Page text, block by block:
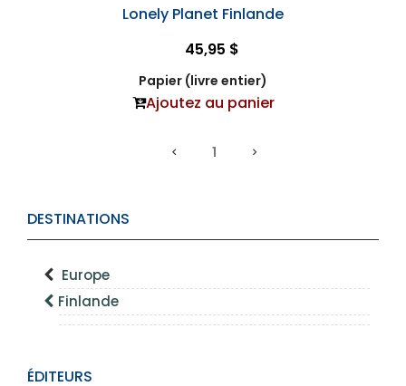
DESTINATIONS
Europe
Finlande
ÉDITEURS
Lonely Planet Finlande
45,95 $
Papier (livre entier)
Ajoutez au panier
1